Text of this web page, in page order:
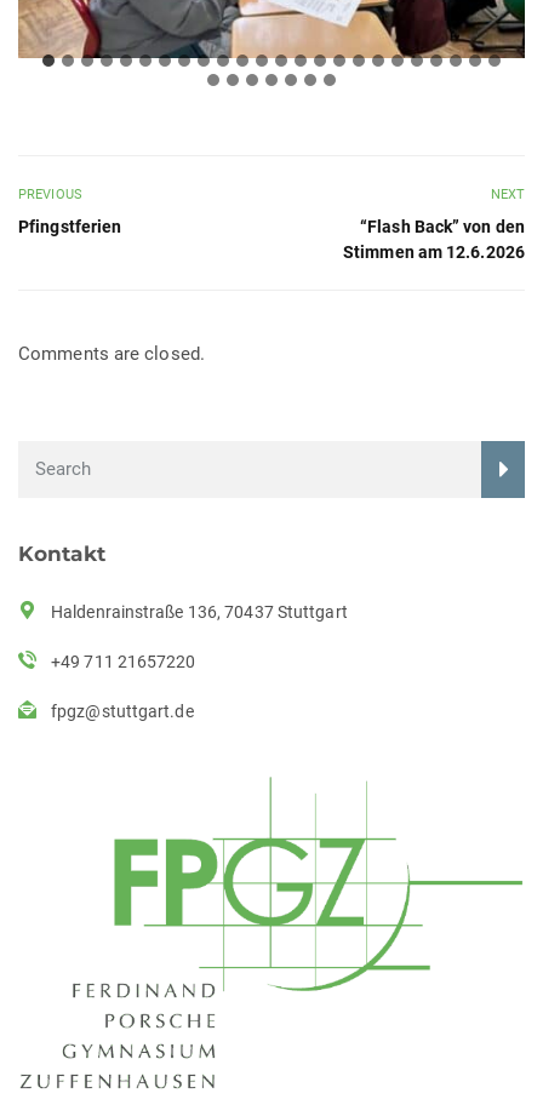
PREVIOUS
Pfingstferien
NEXT
“Flash Back” von den
Stimmen am 12.6.2026
Comments are closed.
Kontakt
Haldenrainstraße 136, 70437 Stuttgart
+49 711 21657220
fpgz@stuttgart.de